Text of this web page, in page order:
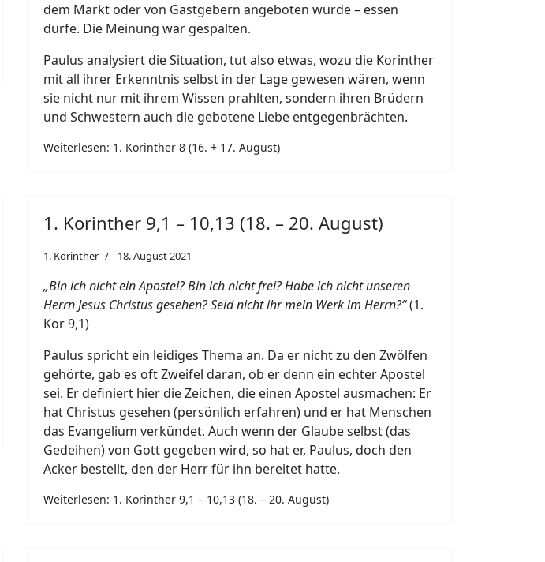
dem Markt oder von Gastgebern angeboten wurde – essen
dürfe. Die Meinung war gespalten.
Paulus analysiert die Situation, tut also etwas, wozu die Korinther
mit all ihrer Erkenntnis selbst in der Lage gewesen wären, wenn
sie nicht nur mit ihrem Wissen prahlten, sondern ihren Brüdern
und Schwestern auch die gebotene Liebe entgegenbrächten.
Weiterlesen: 1. Korinther 8 (16. + 17. August)
1. Korinther 9,1 – 10,13 (18. – 20. August)
1. Korinther 18. August 2021
„Bin ich nicht ein Apostel? Bin ich nicht frei? Habe ich nicht unseren
Herrn Jesus Christus gesehen? Seid nicht ihr mein Werk im Herrn?“(1.
Kor 9,1)
Paulus spricht ein leidiges Thema an. Da er nicht zu den Zwölfen
gehörte, gab es oft Zweifel daran, ob er denn ein echter Apostel
sei. Er definiert hier die Zeichen, die einen Apostel ausmachen: Er
hat Christus gesehen (persönlich erfahren) und er hat Menschen
das Evangelium verkündet. Auch wenn der Glaube selbst (das
Gedeihen) von Gott gegeben wird, so hat er, Paulus, doch den
Acker bestellt, den der Herr für ihn bereitet hatte.
Weiterlesen: 1. Korinther 9,1 – 10,13 (18. – 20. August)